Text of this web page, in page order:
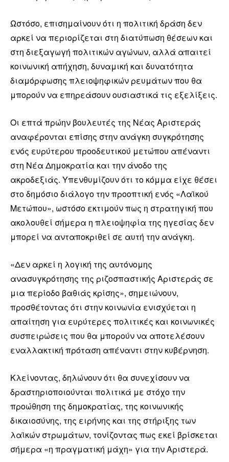
Ωστόσο, επισημαίνουν ότι η πολιτική δράση δεν
αρκεί να περιορίζεται στη διατύπωση θέσεων και
στη διεξαγωγή πολιτικών αγώνων, αλλά απαιτεί
κοινωνική απήχηση, δυναμική και δυνατότητα
διαμόρφωσης πλειοψηφικών ρευμάτων που θα
μπορούν να επηρεάσουν ουσιαστικά τις εξελίξεις.
Οι επτά πρώην βουλευτές της Νέας Αριστεράς
αναφέρονται επίσης στην ανάγκη συγκρότησης
ενός ευρύτερου προοδευτικού μετώπου απέναντι
στη Νέα Δημοκρατία και την άνοδο της
ακροδεξιάς. Υπενθυμίζουν ότι το κόμμα είχε θέσει
στο δημόσιο διάλογο την προοπτική ενός «Λαϊκού
Μετώπου», ωστόσο εκτιμούν πως η στρατηγική που
ακολουθεί σήμερα η πλειοψηφία της ηγεσίας δεν
μπορεί να ανταποκριθεί σε αυτή την ανάγκη.
«Δεν αρκεί η λογική της αυτόνομης
ανασυγκρότησης της ριζοσπαστικής Αριστεράς σε
μια περίοδο βαθιάς κρίσης», σημειώνουν,
προσθέτοντας ότι στην κοινωνία ενισχύεται η
απαίτηση για ευρύτερες πολιτικές και κοινωνικές
συσπειρώσεις που θα μπορούν να αποτελέσουν
εναλλακτική πρόταση απέναντι στην κυβέρνηση.
Κλείνοντας, δηλώνουν ότι θα συνεχίσουν να
δραστηριοποιούνται πολιτικά με στόχο την
προώθηση της δημοκρατίας, της κοινωνικής
δικαιοσύνης, της ειρήνης και της στήριξης των
λαϊκών στρωμάτων, τονίζοντας πως εκεί βρίσκεται
σήμερα «η πραγματική μάχη» για την Αριστερά.